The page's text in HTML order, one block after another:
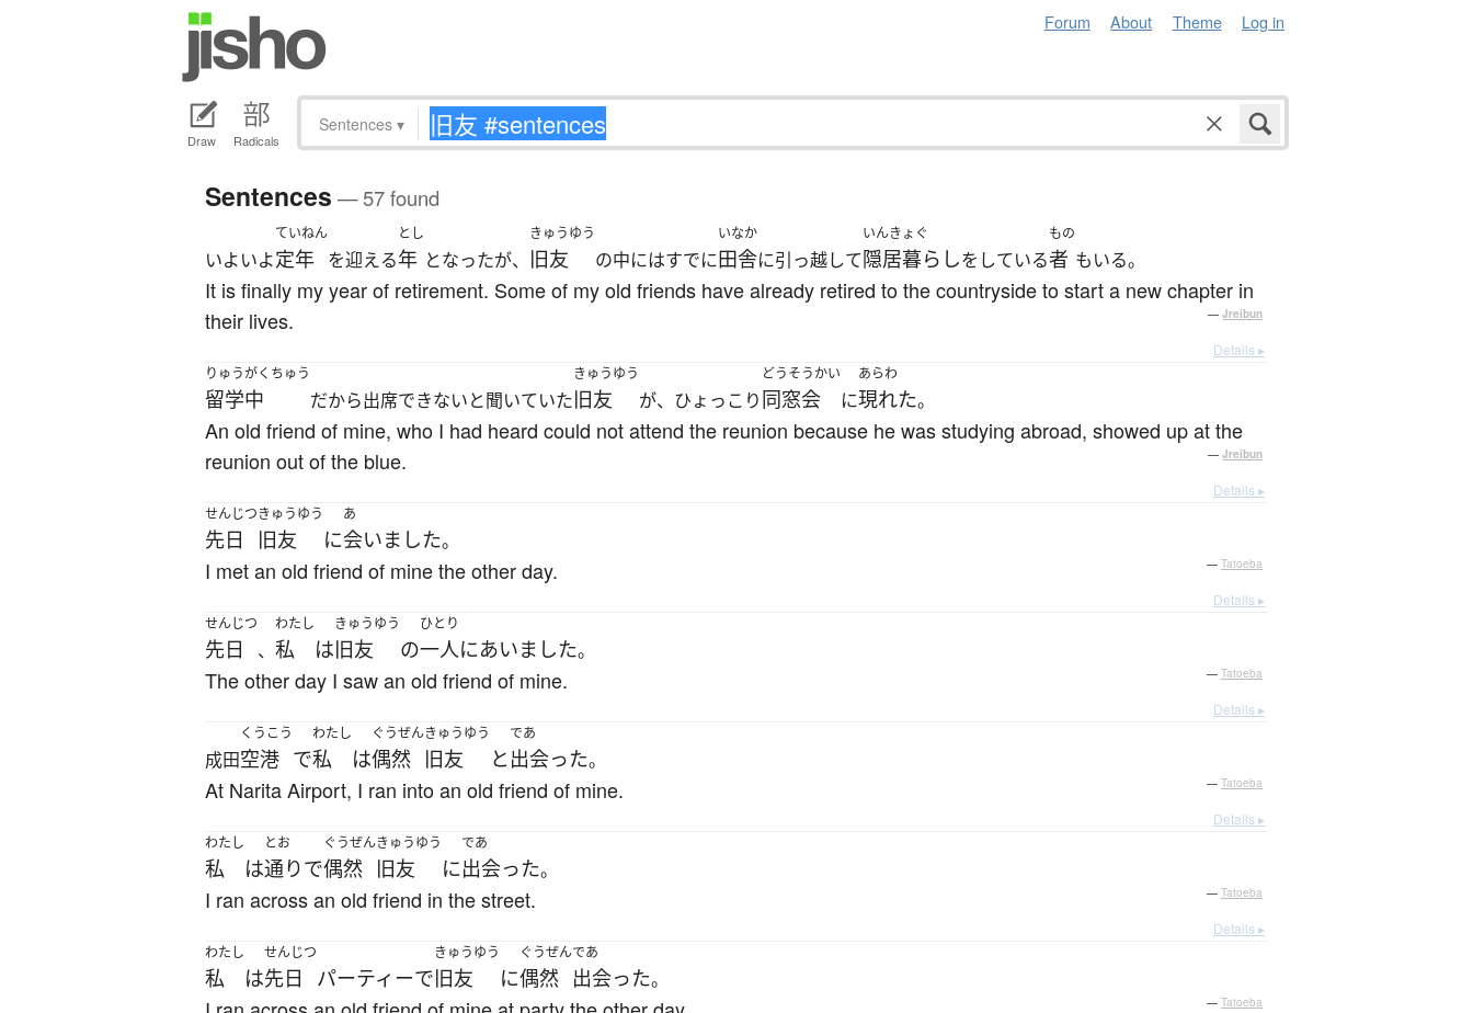
Forum About Theme Log in
Draw Radicals
Sentences ▾
Sentences — 57 found
いよいよ
ていねん
定年 を迎える
とし
年 となったが、
きゅうゆう
旧友 の中にはすでに
いなか
田舎に引っ越して
いんきょぐ
隠居暮らしをしている
もの
者 もいる。
It is finally my year of retirement. Some of my old friends have already retired to the countryside to start a new chapter in
their lives.
— Jreibun
Details ▸
りゅうがくちゅう
留学中 だから出席できないと聞いていた
きゅうゆう
旧友 が、ひょっこり
どうそうかい
同窓会 に
あらわ
現れた。
An old friend of mine, who I had heard could not attend the reunion because he was studying abroad, showed up at the
reunion out of the blue.
— Jreibun
Details ▸
せんじつ
先日
きゅうゆう
旧友 に
あ
会いました。
I met an old friend of mine the other day. — Tatoeba
Details ▸
せんじつ
先日 、
わたし
私 は
きゅうゆう
旧友 の
ひとり
一人にあいました。
The other day I saw an old friend of mine. — Tatoeba
Details ▸
成田
くうこう
空港 で
わたし
私 は
ぐうぜん
偶然
きゅうゆう
旧友 と
であ
出会った。
At Narita Airport, I ran into an old friend of mine. — Tatoeba
Details ▸
わたし
私 は
とお
通りで
ぐうぜん
偶然
きゅうゆう
旧友 に
であ
出会った。
I ran across an old friend in the street. — Tatoeba
Details ▸
わたし
私 は
せんじつ
先日 パーティーで
きゅうゆう
旧友 に
ぐうぜん
偶然
であ
出会った。
— Tatoeba